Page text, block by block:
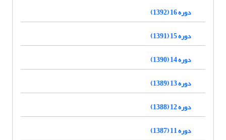
دوره 16 (1392)
دوره 15 (1391)
دوره 14 (1390)
دوره 13 (1389)
دوره 12 (1388)
دوره 11 (1387)